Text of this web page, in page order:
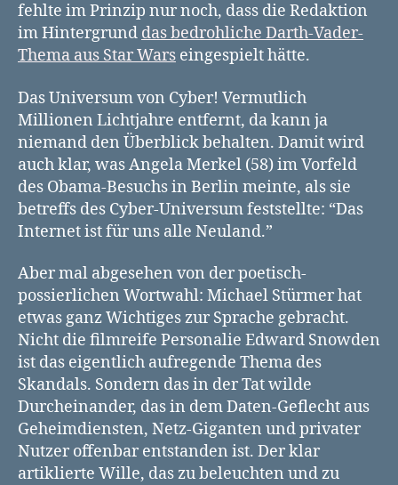
fehlte im Prinzip nur noch, dass die Redaktion
im Hintergrund das bedrohliche Darth-Vader-
Thema aus Star Wars eingespielt hätte.
Das Universum von Cyber! Vermutlich
Millionen Lichtjahre entfernt, da kann ja
niemand den Überblick behalten. Damit wird
auch klar, was Angela Merkel (58) im Vorfeld
des Obama-Besuchs in Berlin meinte, als sie
betreffs des Cyber-Universum feststellte: “Das
Internet ist für uns alle Neuland.”
Aber mal abgesehen von der poetisch-
possierlichen Wortwahl: Michael Stürmer hat
etwas ganz Wichtiges zur Sprache gebracht.
Nicht die filmreife Personalie Edward Snowden
ist das eigentlich aufregende Thema des
Skandals. Sondern das in der Tat wilde
Durcheinander, das in dem Daten-Geflecht aus
Geheimdiensten, Netz-Giganten und privater
Nutzer offenbar entstanden ist. Der klar
artiklierte Wille, das zu beleuchten und zu